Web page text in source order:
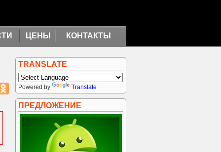
ЦЕНЫ КОНТАКТЫ
TRANSLATE
Powered by Translate
ПРЕДЛОЖЕНИЕ